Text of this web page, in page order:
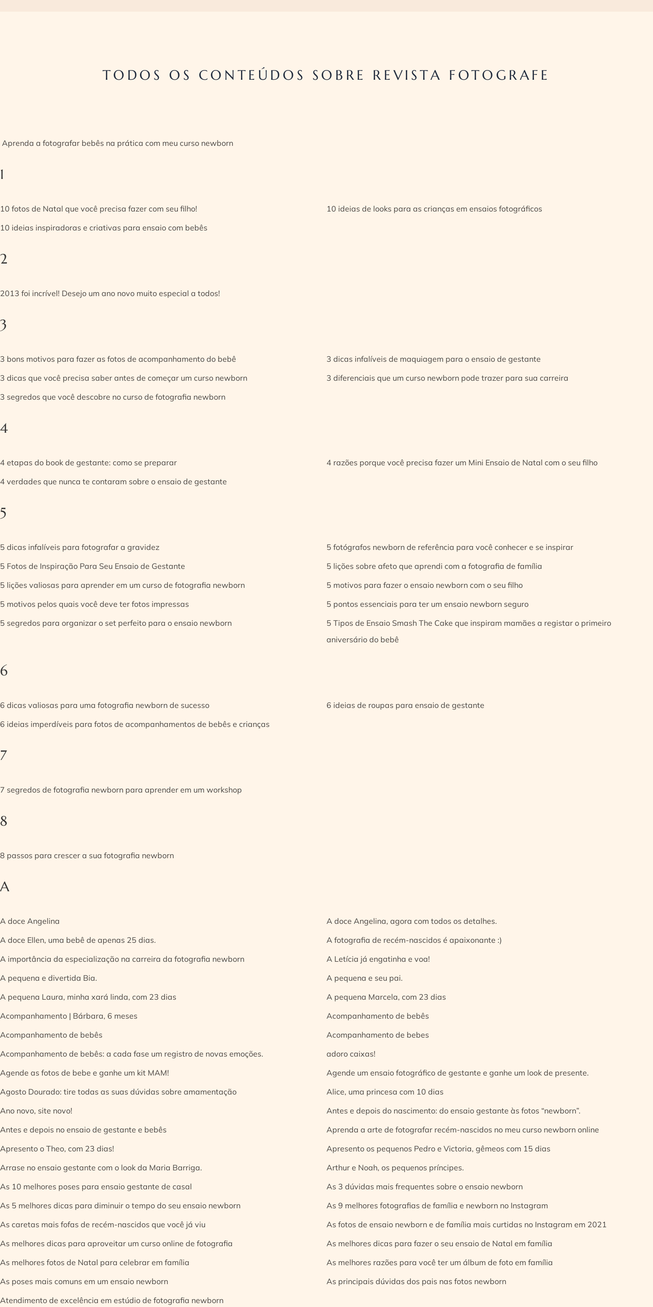
TODOS OS CONTEÚDOS SOBRE REVISTA FOTOGRAFE
Aprenda a fotografar bebês na prática com meu curso newborn
1
10 fotos de Natal que você precisa fazer com seu filho!
10 ideias de looks para as crianças em ensaios fotográficos
10 ideias inspiradoras e criativas para ensaio com bebês
2
2013 foi incrível! Desejo um ano novo muito especial a todos!
3
3 bons motivos para fazer as fotos de acompanhamento do bebê
3 dicas infalíveis de maquiagem para o ensaio de gestante
3 dicas que você precisa saber antes de começar um curso newborn
3 diferenciais que um curso newborn pode trazer para sua carreira
3 segredos que você descobre no curso de fotografia newborn
4
4 etapas do book de gestante: como se preparar
4 razões porque você precisa fazer um Mini Ensaio de Natal com o seu filho
4 verdades que nunca te contaram sobre o ensaio de gestante
5
5 dicas infalíveis para fotografar a gravidez
5 fotógrafos newborn de referência para você conhecer e se inspirar
5 Fotos de Inspiração Para Seu Ensaio de Gestante
5 lições sobre afeto que aprendi com a fotografia de família
5 lições valiosas para aprender em um curso de fotografia newborn
5 motivos para fazer o ensaio newborn com o seu filho
5 motivos pelos quais você deve ter fotos impressas
5 pontos essenciais para ter um ensaio newborn seguro
5 segredos para organizar o set perfeito para o ensaio newborn
5 Tipos de Ensaio Smash The Cake que inspiram mamães a registar o primeiro
aniversário do bebê
6
6 dicas valiosas para uma fotografia newborn de sucesso
6 ideias de roupas para ensaio de gestante
6 ideias imperdíveis para fotos de acompanhamentos de bebês e crianças
7
7 segredos de fotografia newborn para aprender em um workshop
8
8 passos para crescer a sua fotografia newborn
A
A doce Angelina
A doce Angelina, agora com todos os detalhes.
A doce Ellen, uma bebê de apenas 25 dias.
A fotografia de recém-nascidos é apaixonante :)
A importância da especialização na carreira da fotografia newborn
A Letícia já engatinha e voa!
A pequena e divertida Bia.
A pequena e seu pai.
A pequena Laura, minha xará linda, com 23 dias
A pequena Marcela, com 23 dias
Acompanhamento | Bárbara, 6 meses
Acompanhamento de bebês
Acompanhamento de bebês
Acompanhamento de bebes
Acompanhamento de bebês: a cada fase um registro de novas emoções.
adoro caixas!
Agende as fotos de bebe e ganhe um kit MAM!
Agende um ensaio fotográfico de gestante e ganhe um look de presente.
Agosto Dourado: tire todas as suas dúvidas sobre amamentação
Alice, uma princesa com 10 dias
Ano novo, site novo!
Antes e depois do nascimento: do ensaio gestante às fotos “newborn”.
Antes e depois no ensaio de gestante e bebês
Aprenda a arte de fotografar recém-nascidos no meu curso newborn online
Apresento o Theo, com 23 dias!
Apresento os pequenos Pedro e Victoria, gêmeos com 15 dias
Arrase no ensaio gestante com o look da Maria Barriga.
Arthur e Noah, os pequenos príncipes.
As 10 melhores poses para ensaio gestante de casal
As 3 dúvidas mais frequentes sobre o ensaio newborn
As 5 melhores dicas para diminuir o tempo do seu ensaio newborn
As 9 melhores fotografias de família e newborn no Instagram
As caretas mais fofas de recém-nascidos que você já viu
As fotos de ensaio newborn e de família mais curtidas no Instagram em 2021
As melhores dicas para aproveitar um curso online de fotografia
As melhores dicas para fazer o seu ensaio de Natal em família
As melhores fotos de Natal para celebrar em família
As melhores razões para você ter um álbum de foto em família
As poses mais comuns em um ensaio newborn
As principais dúvidas dos pais nas fotos newborn
Atendimento de excelência em estúdio de fotografia newborn